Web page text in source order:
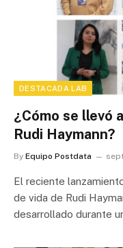
DESTACADA LAB
¿Cómo se llevó
Rudi Haymann?
By Equipo Postdata
El reciente
de vida de Rudi
desarrollado durante